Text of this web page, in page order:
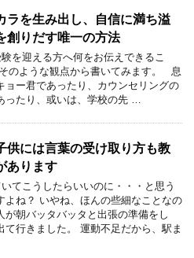
ラを生み出し、自信に満ち溢
創りだす唯一の方法
を迎える方へ何をお伝えできるこ
のような観点から書いてみます。 息
ョー君であったり、カウンセリングの
ったり、或いは、学校の先 …
供には言葉の受け取り方も教
あります
てこうしたらいいのに・・・と思う
よね？ いやね、ほんの些細なことなの
が朝バッタバッタと出張の準備をし
て行きました。 運動不足だから、駅ま